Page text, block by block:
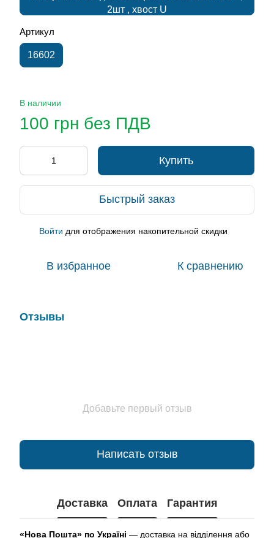
2шт , хвост U
Артикул
16602
В наличии
100 грн без ПДВ
Купить
Быстрый заказ
Войти для отображения накопительной скидки
В избранное К сравнению
Отзывы
Добавьте первый отзыв
Написать отзыв
Доставка Оплата Гарантия
«Нова Пошта» по Україні — доставка на відділення або